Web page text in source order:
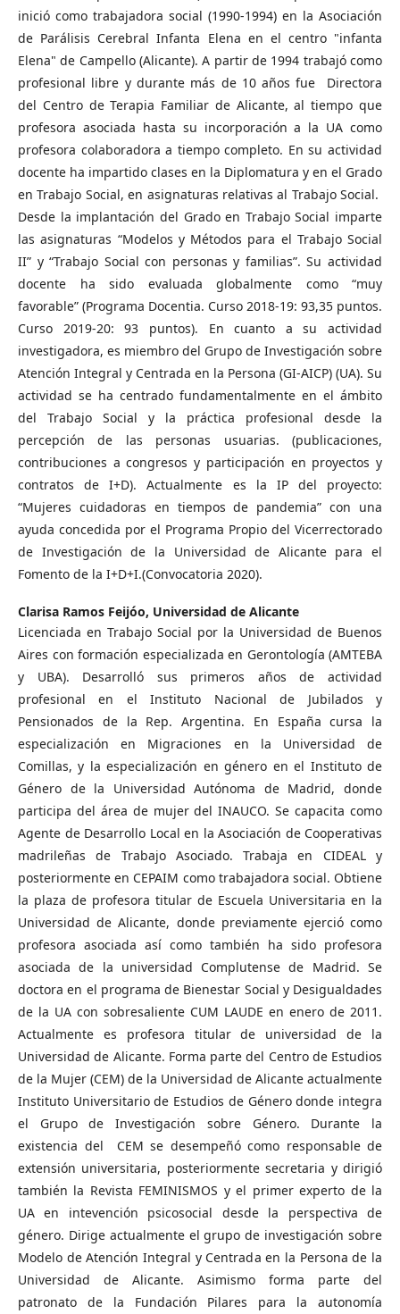
inició como trabajadora social (1990-1994) en la Asociación
de Parálisis Cerebral Infanta Elena en el centro "infanta
Elena" de Campello (Alicante). A partir de 1994 trabajó como
profesional libre y durante más de 10 años fue Directora
del Centro de Terapia Familiar de Alicante, al tiempo que
profesora asociada hasta su incorporación a la UA como
profesora colaboradora a tiempo completo. En su actividad
docente ha impartido clases en la Diplomatura y en el Grado
en Trabajo Social, en asignaturas relativas al Trabajo Social.
Desde la implantación del Grado en Trabajo Social imparte
las asignaturas “Modelos y Métodos para el Trabajo Social
II” y “Trabajo Social con personas y familias”. Su actividad
docente ha sido evaluada globalmente como “muy
favorable” (Programa Docentia. Curso 2018-19: 93,35 puntos.
Curso 2019-20: 93 puntos). En cuanto a su actividad
investigadora, es miembro del Grupo de Investigación sobre
Atención Integral y Centrada en la Persona (GI-AICP) (UA). Su
actividad se ha centrado fundamentalmente en el ámbito
del Trabajo Social y la práctica profesional desde la
percepción de las personas usuarias. (publicaciones,
contribuciones a congresos y participación en proyectos y
contratos de I+D). Actualmente es la IP del proyecto:
“Mujeres cuidadoras en tiempos de pandemia” con una
ayuda concedida por el Programa Propio del Vicerrectorado
de Investigación de la Universidad de Alicante para el
Fomento de la I+D+I.(Convocatoria 2020).
Clarisa Ramos Feijóo, Universidad de Alicante
Licenciada en Trabajo Social por la Universidad de Buenos
Aires con formación especializada en Gerontología (AMTEBA
y UBA). Desarrolló sus primeros años de actividad
profesional en el Instituto Nacional de Jubilados y
Pensionados de la Rep. Argentina. En España cursa la
especialización en Migraciones en la Universidad de
Comillas, y la especialización en género en el Instituto de
Género de la Universidad Autónoma de Madrid, donde
participa del área de mujer del INAUCO. Se capacita como
Agente de Desarrollo Local en la Asociación de Cooperativas
madrileñas de Trabajo Asociado. Trabaja en CIDEAL y
posteriormente en CEPAIM como trabajadora social. Obtiene
la plaza de profesora titular de Escuela Universitaria en la
Universidad de Alicante, donde previamente ejerció como
profesora asociada así como también ha sido profesora
asociada de la universidad Complutense de Madrid. Se
doctora en el programa de Bienestar Social y Desigualdades
de la UA con sobresaliente CUM LAUDE en enero de 2011.
Actualmente es profesora titular de universidad de la
Universidad de Alicante. Forma parte del Centro de Estudios
de la Mujer (CEM) de la Universidad de Alicante actualmente
Instituto Universitario de Estudios de Género donde integra
el Grupo de Investigación sobre Género. Durante la
existencia del CEM se desempeñó como responsable de
extensión universitaria, posteriormente secretaria y dirigió
también la Revista FEMINISMOS y el primer experto de la
UA en intevención psicosocial desde la perspectiva de
género. Dirige actualmente el grupo de investigación sobre
Modelo de Atención Integral y Centrada en la Persona de la
Universidad de Alicante. Asimismo forma parte del
patronato de la Fundación Pilares para la autonomía